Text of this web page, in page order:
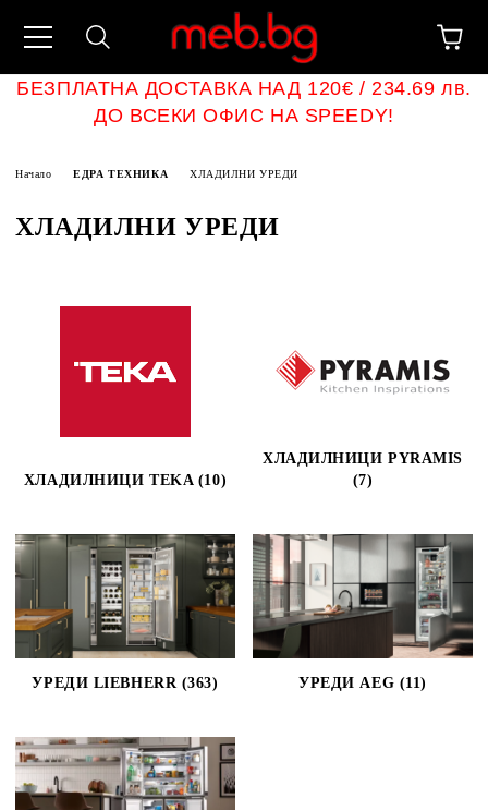
БЕЗПЛАТНА ДОСТАВКА НАД 120€ / 234.69 лв.
ДО ВСЕКИ ОФИС НА SPEEDY!
Начало ЕДРА ТЕХНИКА ХЛАДИЛНИ УРЕДИ
ХЛАДИЛНИ УРЕДИ
ХЛАДИЛНИЦИ TEKA (10)
ХЛАДИЛНИЦИ PYRAMIS
(7)
УРЕДИ LIEBHERR (363) УРЕДИ AEG (11)